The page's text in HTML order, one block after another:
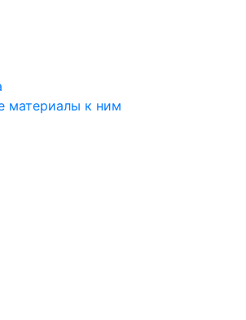
материалы к ним